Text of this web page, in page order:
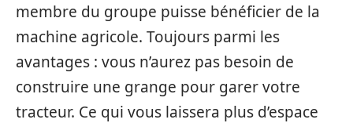
membre du groupe puisse bénéficier de la
machine agricole. Toujours parmi les
avantages : vous n’aurez pas besoin de
construire une grange pour garer votre
tracteur. Ce qui vous laissera plus d’espace